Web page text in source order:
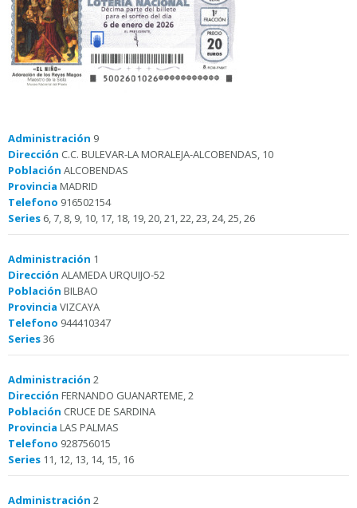
Administración 9
Dirección C.C. BULEVAR-LA MORALEJA-ALCOBENDAS, 10
Población ALCOBENDAS
Provincia MADRID
Telefono 916502154
Series 6, 7, 8, 9, 10, 17, 18, 19, 20, 21, 22, 23, 24, 25, 26
Administración 1
Dirección ALAMEDA URQUIJO-52
Población BILBAO
Provincia VIZCAYA
Telefono 944410347
Series36
Administración 2
Dirección FERNANDO GUANARTEME, 2
Población CRUCE DE SARDINA
Provincia LAS PALMAS
Telefono 928756015
Series 11, 12, 13, 14, 15, 16
Administración 2